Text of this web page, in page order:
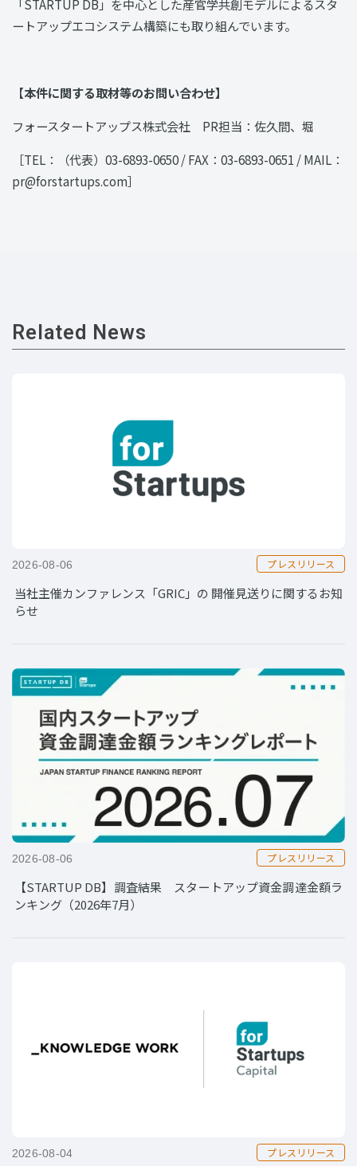
「STARTUP DB」を中心とした産官学共創モデルによるスタ
ートアップエコシステム構築にも取り組んでいます。
【本件に関する取材等のお問い合わせ】
フォースタートアップス株式会社 PR担当：佐久間、堀
［TEL：（代表）03-6893-0650 / FAX：03-6893-0651 / MAIL：
pr@forstartups.com］
Related News
2026-08-06 プレスリリース
当社主催カンファレンス「GRIC」の 開催見送りに関するお知
らせ
2026-08-06 プレスリリース
【STARTUP DB】調査結果 スタートアップ資金調達金額ラ
ンキング（2026年7月）
2026-08-04 プレスリリース